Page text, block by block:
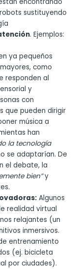
encontrando
sustituyendo
. Ejemplos:
ya pequeños
como
responden al
y
con
que pueden dirigir
música a
han
la tecnología
se adaptarían. De
el debate, la
bien”y
Algunos
realidad virtual
relajantes (un
inmersivos.
entrenamiento
(ej. bicicleta
por ciudades).